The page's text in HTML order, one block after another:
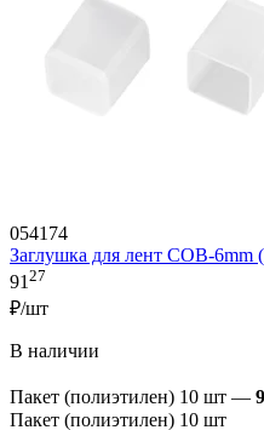
054174
Заглушка для лент COB-6mm
9127
₽/шт
В наличии
Пакет (полиэтилен) 10 шт —
Пакет (полиэтилен) 10 шт